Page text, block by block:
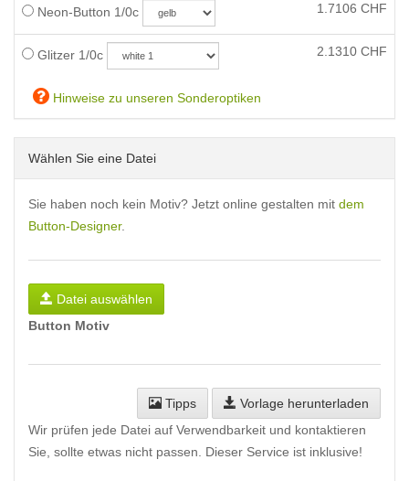
Neon-Button 1/0c 1.7106 CHF
Glitzer 1/0c 2.1310 CHF
Hinweise zu unseren Sonderoptiken
Wählen Sie eine Datei
Sie haben noch kein Motiv? Jetzt online gestalten mit dem
Button-Designer.
Datei auswählen
Button Motiv
Tipps
Vorlage herunterladen
Wir prüfen jede Datei auf Verwendbarkeit und kontaktieren
Sie, sollte etwas nicht passen. Dieser Service ist inklusive!